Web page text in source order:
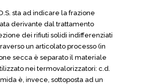
sta ad indicare la frazione
derivante dal trattamento
dei rifiuti solidi indifferenziati
un articolato processo (in
secca è separato il materiale
nei termovalorizzatori: c.d.
è, invece, sottoposta ad un